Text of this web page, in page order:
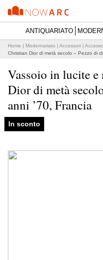
ANTIQUARIATO
Home | Modernariato | Accessori |
Christian Dior di metà secolo – Pezzo di
Vassoio in lucite
Dior di metà
anni ’70, Francia
In sconto